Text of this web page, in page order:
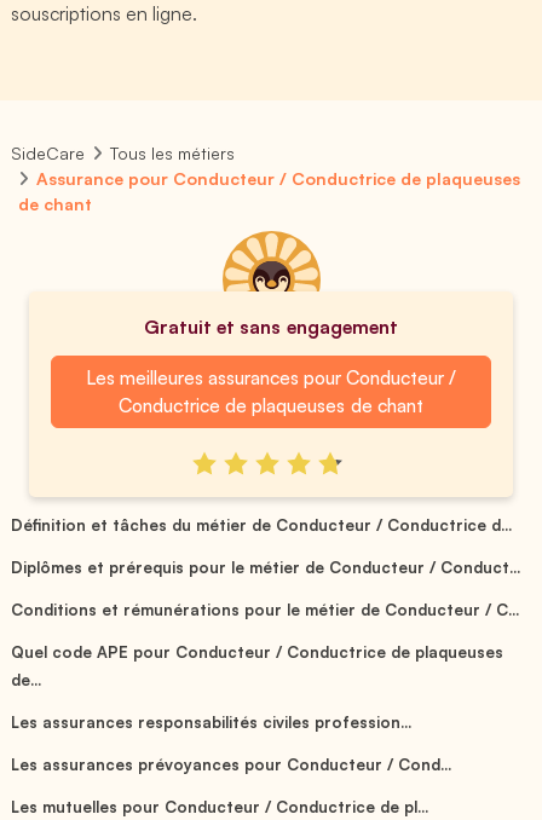
souscriptions en ligne.
SideCare
Tous les métiers
Assurance pour Conducteur / Conductrice de plaqueuses
de chant
Gratuit et sans engagement
Les meilleures assurances pour Conducteur /
Conductrice de plaqueuses de chant
Définition et tâches du métier de Conducteur / Conductrice d...
Diplômes et prérequis pour le métier de Conducteur / Conduct...
Conditions et rémunérations pour le métier de Conducteur / C...
Quel code APE pour Conducteur / Conductrice de plaqueuses
de...
Les assurances responsabilités civiles profession...
Les assurances prévoyances pour Conducteur / Cond...
Les mutuelles pour Conducteur / Conductrice de pl...